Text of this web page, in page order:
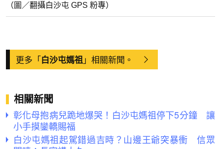
（圖／翻攝白沙屯 GPS 粉專）
更多「白沙屯媽祖 」相關新聞。
相關新聞
彰化母抱病兒跪地爆哭！白沙屯媽祖停下5分鐘 讓
小手摸鑾轎賜福
白沙屯媽祖起駕錯過吉時？山邊王爺突暴衝 信眾